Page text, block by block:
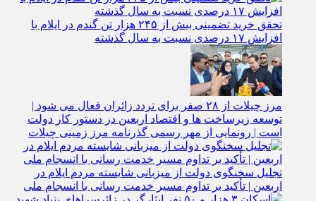
تحقق خرید تضمینی بیش از ۲۴۵ هزار تن گندم در ایلام با
افزایش ۱۷ درصدی نسبت به سال گذشته
مرز چیلات از ۲۸ صفر برای تردد زائران فعال می‌ شود |
توسعه زیرساخت‌ ها و اقتصاد اربعین در دستور کار دولت
است | رونمایی از مهر رسمی گذرنامه مرز زمینی چیلات
تجلیل سخنگوی دولت از میزبانی شایسته مردم ایلام در
اربعین | تأکید بر تداوم مسیر خدمت‌ رسانی با انسجام ملی